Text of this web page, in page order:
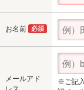
お名前 必須
メールアド
※ご記